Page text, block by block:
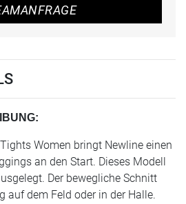
Women bringt Newline einen
an den Start. Dieses Modell
Der bewegliche Schnitt
auf dem Feld oder in der Halle.